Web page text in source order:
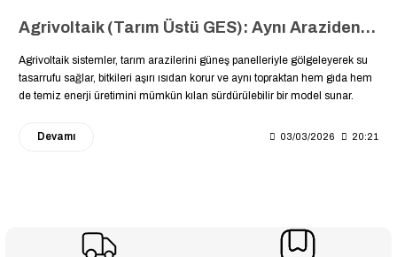
Agrivoltaik (Tarım Üstü GES): Aynı Araziden Hem Mahsul Hem Enerji Hasadı Yapmanın Mühendislik Sırları ????☀️????
Agrivoltaik sistemler, tarım arazilerini güneş panelleriyle gölgeleyerek su
tasarrufu sağlar, bitkileri aşırı ısıdan korur ve aynı topraktan hem gıda hem
de temiz enerji üretimini mümkün kılan sürdürülebilir bir model sunar.
Devamı 03/03/2026 20:21